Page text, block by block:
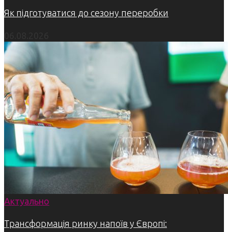
Як підготуватися до сезону переробки
Актуально
Трансформація ринку напоїв у Європі: